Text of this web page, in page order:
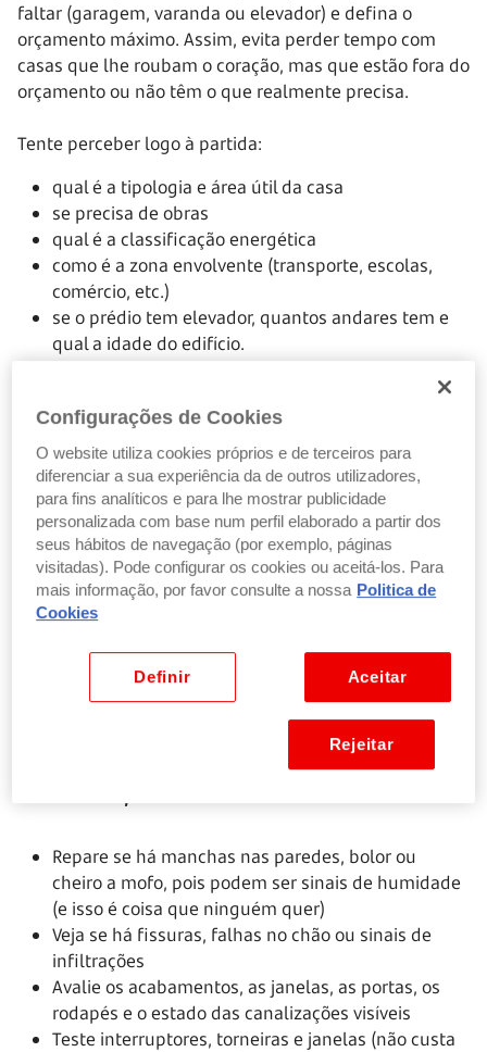
faltar (garagem, varanda ou elevador) e defina o
orçamento máximo. Assim, evita perder tempo com
casas que lhe roubam o coração, mas que estão fora do
orçamento ou não têm o que realmente precisa.
Tente perceber logo à partida:
qual é a tipologia e área útil da casa
se precisa de obras
qual é a classificação energética
como é a zona envolvente (transporte, escolas,
comércio, etc.)
se o prédio tem elevador, quantos andares tem e
qual a idade do edifício.
Ah! E não marque logo a visita para a primeira hora que
assim conseguirá avaliar a luz natural da casa.
Durante a visita: olhos bem abertos (e perguntas
prontas)
Chegado o grande momento, respire fundo e tente
lembre-se que está a avaliar um possível
investimento para muitos anos
Eis algumas coisas que deve fazer durante a visita:
Repare se há manchas nas paredes, bolor ou
cheiro a mofo, pois podem ser sinais de humidade
(e isso é coisa que ninguém quer)
Veja se há fissuras, falhas no chão ou sinais de
infiltrações
Avalie os acabamentos, as janelas, as portas, os
rodapés e o estado das canalizações visíveis
Teste interruptores, torneiras e janelas (não custa
Configurações de Cookies
O website utiliza cookies próprios e de terceiros para
diferenciar a sua experiência da de outros utilizadores,
para fins analíticos e para lhe mostrar publicidade
personalizada com base num perfil elaborado a partir dos
seus hábitos de navegação (por exemplo, páginas
visitadas). Pode configurar os cookies ou aceitá-los. Para
mais informação, por favor consulte a nossa Politica de
Cookies
Aceitar
Definir
Rejeitar